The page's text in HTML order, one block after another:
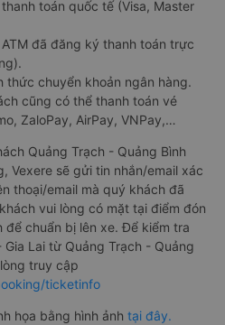
toán quốc tế (Visa, Master
đã đăng ký thanh toán trực
thức chuyển khoản ngân hàng.
cũng có thể thanh toán vé
ZaloPay, AirPay, VNPay,…
Quảng Trạch - Quảng Bình
Vexere sẽ gửi tin nhắn/email xác
thoại/email mà quý khách đã
vui lòng có mặt tại điểm đón
chuẩn bị lên xe. Để kiểm tra
Lai từ Quảng Trạch - Quảng
truy cập
ticketinfo
họa bằng hình ảnh tại đây.